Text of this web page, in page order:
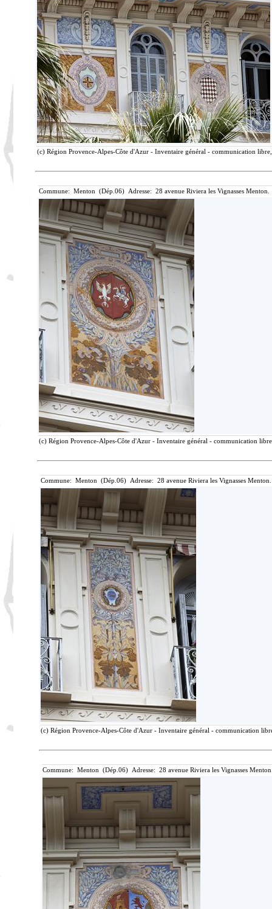
(c) Région Provence-Alpes-Côte d'Azur - Inventaire général - communication
Commune: Menton (Dép.06) Adresse: 28 avenue Riviera les Vignasses
(c) Région Provence-Alpes-Côte d'Azur - Inventaire général - communication
Commune: Menton (Dép.06) Adresse: 28 avenue Riviera les Vignasses
(c) Région Provence-Alpes-Côte d'Azur - Inventaire général - communication
Commune: Menton (Dép.06) Adresse: 28 avenue Riviera les Vignasses